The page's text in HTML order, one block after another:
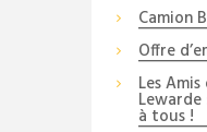
Camion
Offre
Les
à tous !